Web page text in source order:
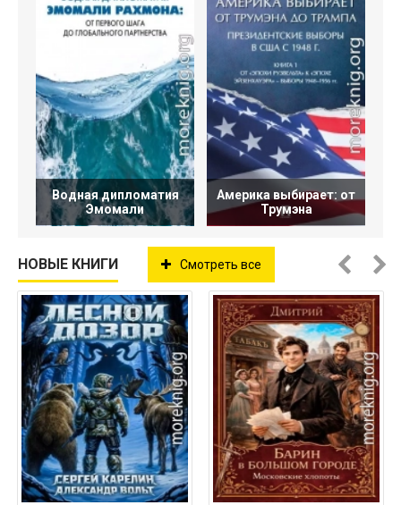
Водная дипломатия
Эмомали
Америка выбирает: от
Трумэна
НОВЫЕ КНИГИ Смотреть все